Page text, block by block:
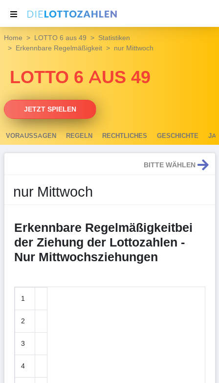
Home LOTTO 6 aus 49
Statistiken
Erkennbare Regelmäßigkeit
nur Mittwoch
LOTTO 6 AUS 49
JETZT SPIELEN
VORAUSSAGEN REGELN RECHTLICHES GESCHICHTE
nur Mittwoch
Erkennbare Regelmäßigkeitbei
der Ziehung der Lottozahlen -
Nur Mittwochsziehungen
1
2
3
4
BITTE WÄHLEN